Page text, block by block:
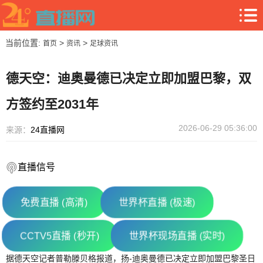
当前位置: 首页> 资讯> 足球资讯
德天空：迪奥曼德已决定立即加盟巴黎，双
方签约至2031年
来源： 24直播网 2026-06-29 05:36:00
直播信号
免费直播 (高清) 世界杯直播 (极速)
CCTV5直播 (秒开) 世界杯现场直播 (实时)
据德天空记者普勒滕贝格报道，扬-迪奥曼德已决定立即加盟巴黎圣日